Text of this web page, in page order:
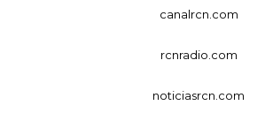
canalrcn.com
rcnradio.com
noticiasrcn.com